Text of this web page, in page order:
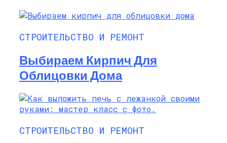
СТРОИТЕЛЬСТВО И РЕМОНТ
Выбираем Кирпич Для
Облицовки Дома
СТРОИТЕЛЬСТВО И РЕМОНТ